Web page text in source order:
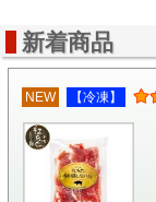
新着商品
NEW 【冷凍】